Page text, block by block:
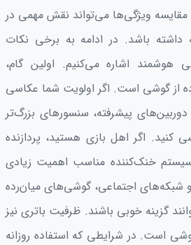
مقایسه ویژگی‌ها می‌تواند نقش مهمی در
باشد. در ادامه به برخی نکات
هوشمند اشاره می‌کنیم. اولین گام،
گوشی است. اگر اولویت شما عکاسی
پیشرفته، سنسورهای بزرگ‌تر
کنید. اگر اهل بازی هستید، پردازنده
خنک‌کننده مناسب اهمیت زیادی
و شبکه‌های اجتماعی، گوشی‌های میان‌رده
گزینه خوبی باشند. ظرفیت باتری نیز
است. در شرایطی که استفاده روزانه